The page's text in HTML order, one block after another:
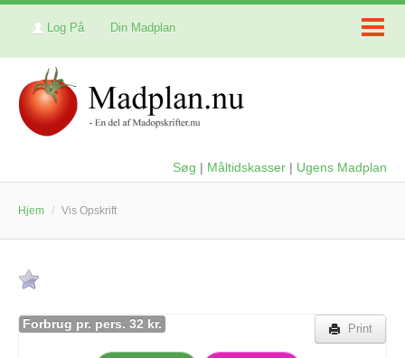
Log På Din Madplan
Søg | Måltidskasser | Ugens Madplan
Hjem / Vis Opskrift
Forbrug pr. pers. 32 kr. Print